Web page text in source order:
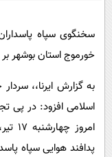
خورموج استان بوشهر
به گزارش ایرنا،،
اسلامی افزود: در پی
پدافند هوایی سپاه